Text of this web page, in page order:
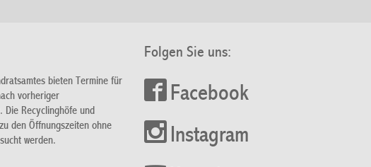
bieten Termine für
vorheriger
Die Recyclinghöfe und
den Öffnungszeiten ohne
werden.
Folgen Sie uns:
Facebook
Instagram